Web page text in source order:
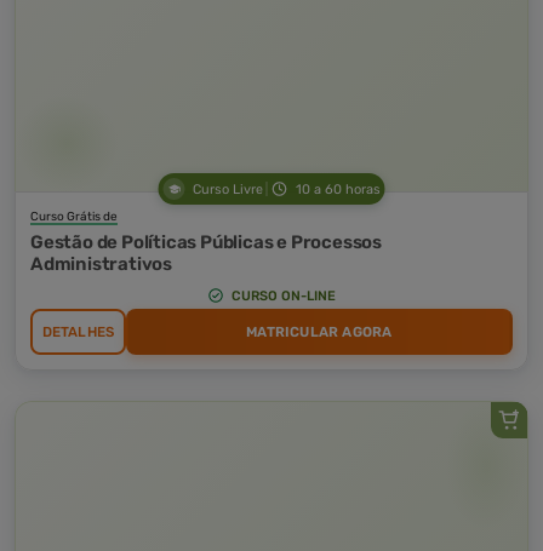
Curso Livre 10 a 60 horas
Curso Grátis de
Gestão de Políticas Públicas e Processos
Administrativos
CURSO ON-LINE
DETALHES MATRICULAR AGORA